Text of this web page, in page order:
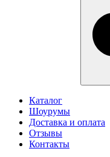
Каталог
Шоурумы
Доставка и оплата
Отзывы
Контакты